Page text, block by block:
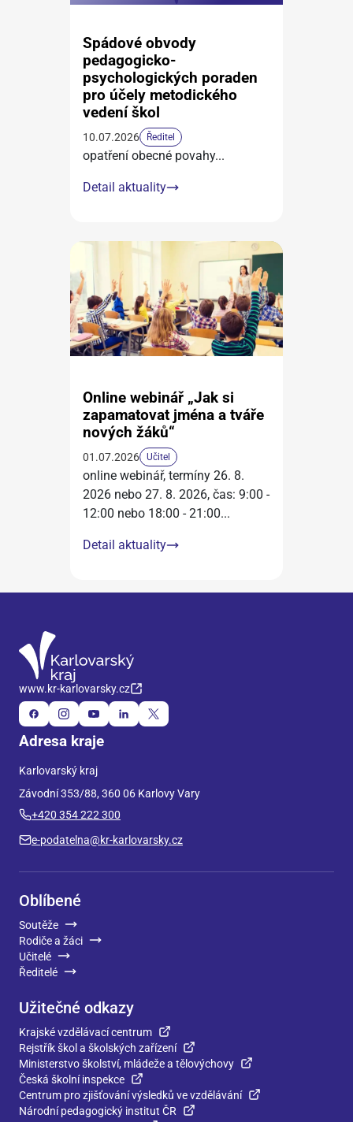
Spádové obvody
pedagogicko-
psychologických poraden
pro účely metodického
vedení škol
10.07.2026 Ředitel
opatření obecné povahy...
Detail aktuality
Online webinář „Jak si
zapamatovat jména a tváře
nových žáků“
01.07.2026 Učitel
online webinář, termíny 26. 8.
2026 nebo 27. 8. 2026, čas: 9:00 -
12:00 nebo 18:00 - 21:00...
Detail aktuality
www.kr-karlovarsky.cz
Adresa kraje
Karlovarský kraj
Závodní 353/88, 360 06 Karlovy Vary
+420 354 222 300
e-podatelna@kr-karlovarsky.cz
Oblíbené
Soutěže
Rodiče a žáci
Učitelé
Ředitelé
Užitečné odkazy
Krajské vzdělávací centrum
Rejstřík škol a školských zařízení
Ministerstvo školství, mládeže a tělovýchovy
Česká školní inspekce
Centrum pro zjišťování výsledků ve vzdělávání
Národní pedagogický institut ČR